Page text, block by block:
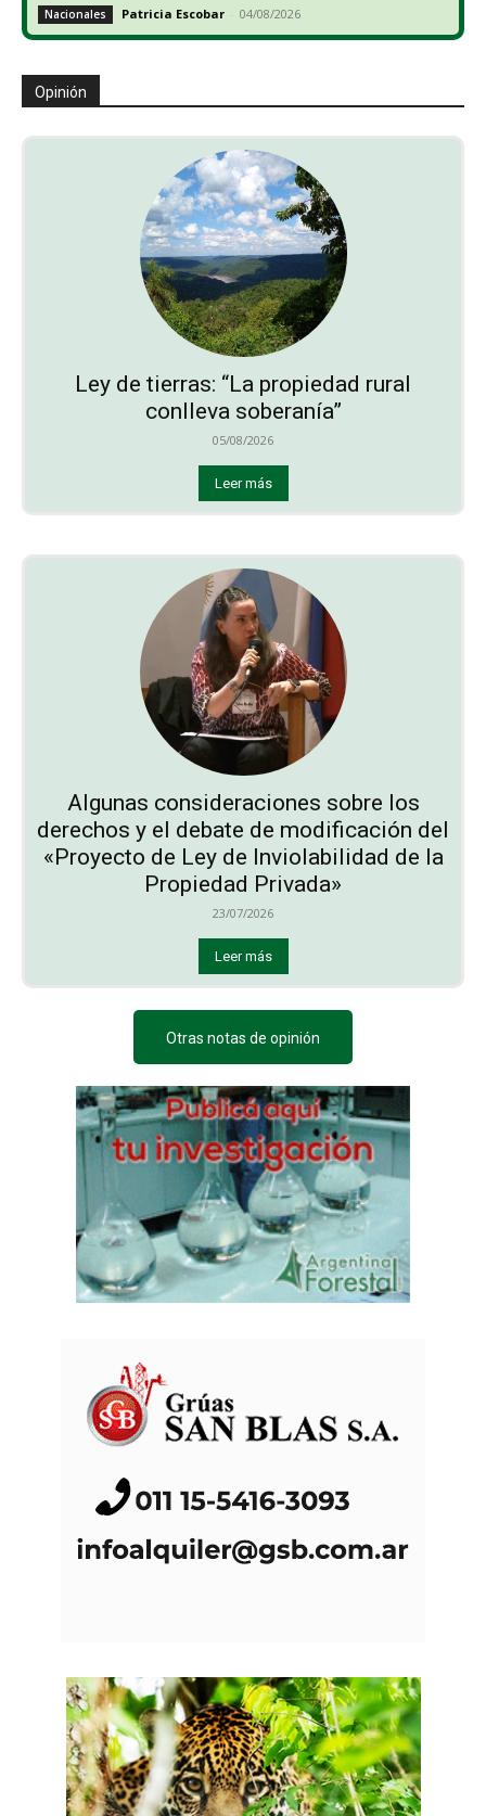
Nacionales Patricia Escobar - 04/08/2026
Opinión
Ley de tierras: “La propiedad rural
conlleva soberanía”
05/08/2026
Leer más
Algunas consideraciones sobre los
derechos y el debate de modificación del
«Proyecto de Ley de Inviolabilidad de la
Propiedad Privada»
23/07/2026
Leer más
Otras notas de opinión